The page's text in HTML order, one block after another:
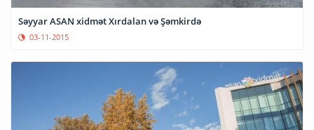
Səyyar ASAN xidmət Xırdalan və Şəmkirdə
03-11-2015